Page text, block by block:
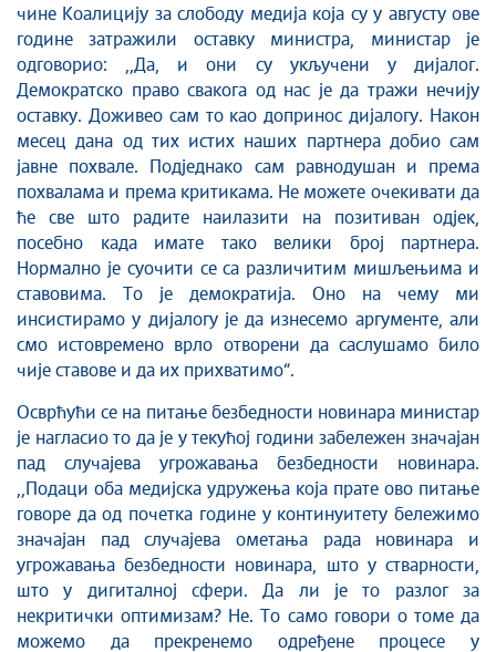
чине Коалицију за слободу медија која су у августу ове
године затражили оставку министра, министар је
одговорио: ,,Да, и они су укључени у дијалог.
Демократско право свакога од нас је да тражи нечију
оставку. Доживео сам то као допринос дијалогу. Након
месец дана од тих истих наших партнера добио сам
јавне похвале. Подједнако сам равнодушан и према
похвалама и према критикама. Не можете очекивати да
ће све што радите наилазити на позитиван одјек,
посебно када имате тако велики број партнера.
Нормално је суочити се са различитим мишљењима и
ставовима. То је демократија. Оно на чему ми
инсистирамо у дијалогу је да изнесемо аргументе, али
смо истовремено врло отворени да саслушамо било
чије ставове и да их прихватимо“.
Осврћући се на питање безбедности новинара министар
је нагласио то да је у текућој години забележен значајан
пад случајева угрожавања безбедности новинара.
,,Подаци оба медијска удружења која прате ово питање
говоре да од почетка године у континуитету бележимо
значајан пад случајева ометања рада новинара и
угрожавања безбедности новинара, што у стварности,
што у дигиталној сфери. Да ли је то разлог за
некритички оптимизам? Не. То само говори о томе да
можемо да прекренемо одређене процесе у